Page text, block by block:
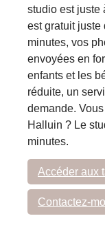
studio est juste
est gratuit juste
minutes, vos
envoyées en
enfants et les
réduite, un
demande.
Halluin ? Le
minutes.
Accéder aux
Contactez-